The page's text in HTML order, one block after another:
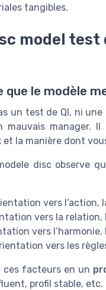
tangibles.
model
que le modèle
un test de QI, ni
mauvais manager.
et la manière dont
disc observe
vers l’action,
vers la relation,
vers
vers les
facteurs en un
profil stable,